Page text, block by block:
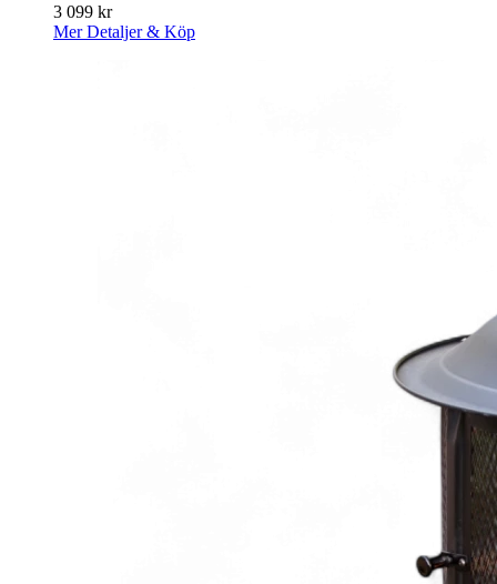
3 099 kr
Mer Detaljer & Köp